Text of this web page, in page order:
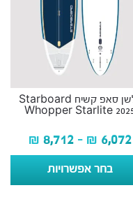
גלשן סאפ קשיח Starboard
Whopper Starlite
₪ 6,072
–
₪ 8,712
בחר אפשרויות